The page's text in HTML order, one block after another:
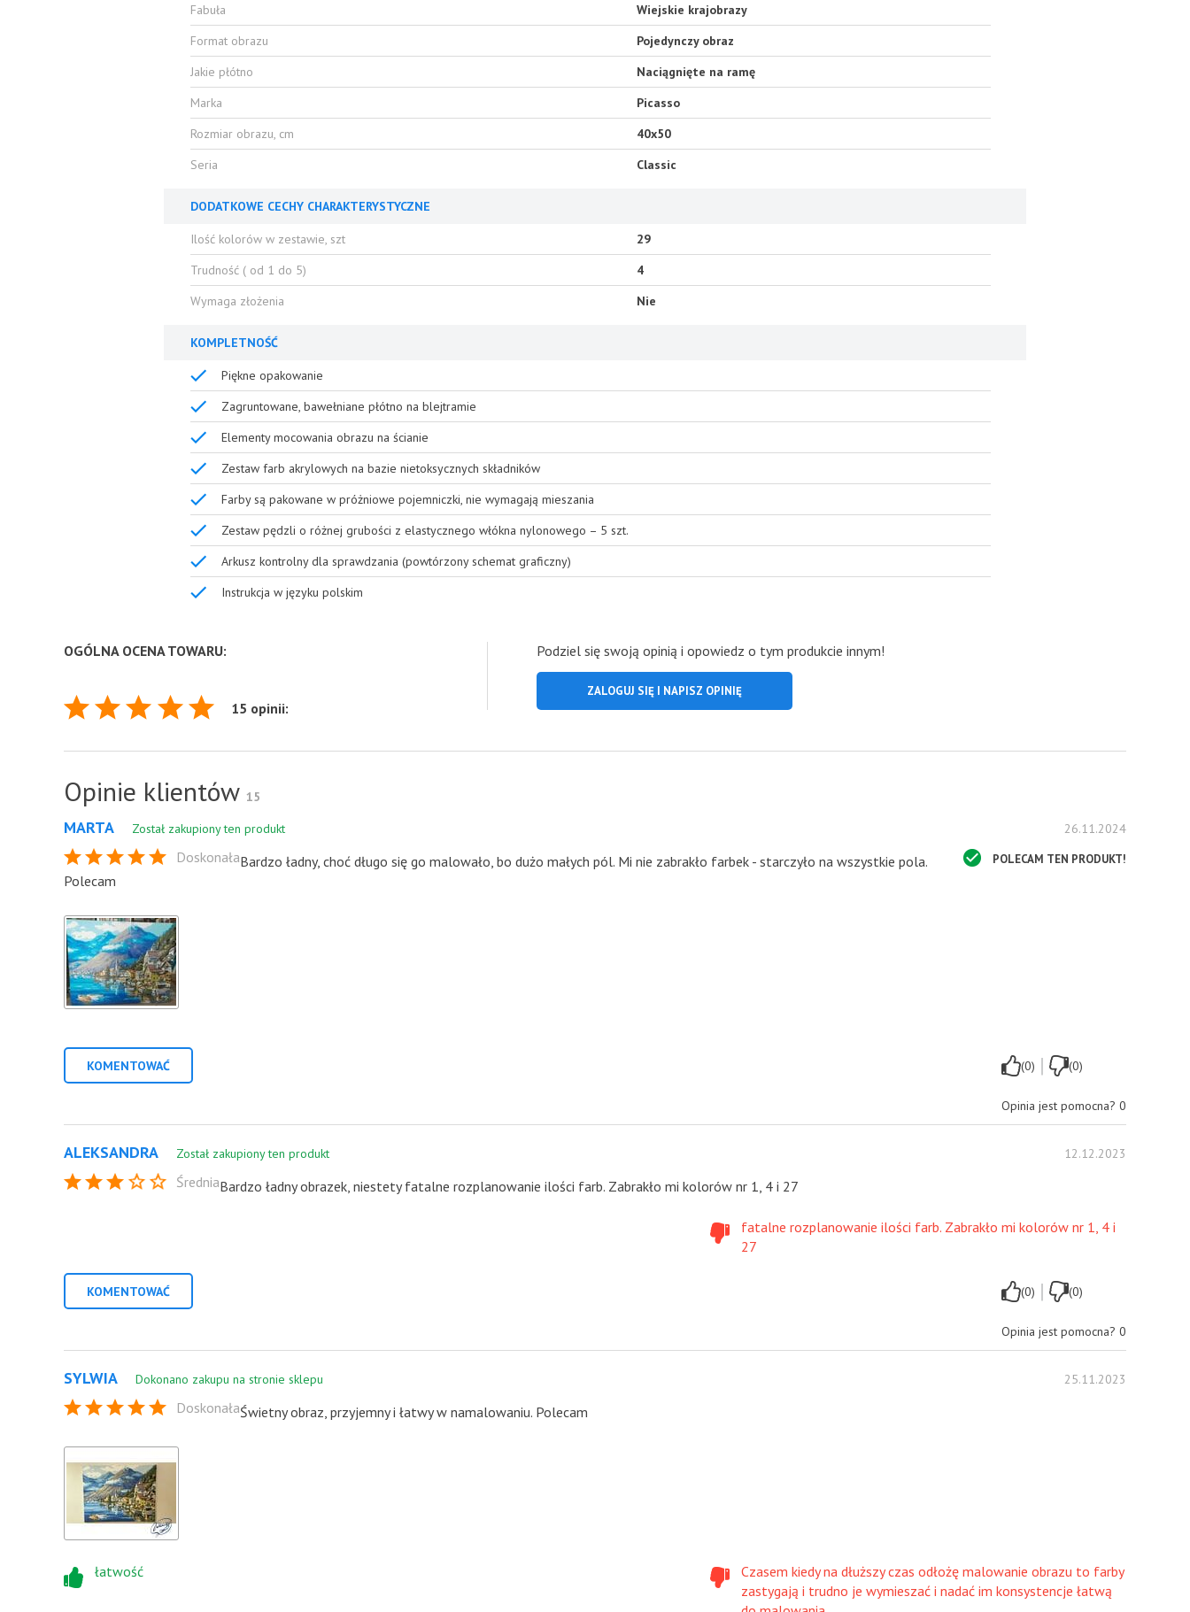
Fabuła
Wiejskie krajobrazy
Format obrazu
Pojedynczy obraz
Jakie płótno
Naciągnięte na ramę
Marka
Picasso
Rozmiar obrazu, cm
40x50
Seria
Classic
DODATKOWE CECHY CHARAKTERYSTYCZNE
Ilość kolorów w zestawie, szt
29
Trudność ( od 1 do 5)
4
Wymaga złożenia
Nie
KOMPLETNOŚĆ
Piękne opakowanie
Zagruntowane, bawełniane płótno na blejtramie
Elementy mocowania obrazu na ścianie
Zestaw farb akrylowych na bazie nietoksycznych składników
Farby są pakowane w próżniowe pojemniczki, nie wymagają mieszania
Zestaw pędzli o różnej grubości z elastycznego włókna nylonowego – 5 szt.
Arkusz kontrolny dla sprawdzania (powtórzony schemat graficzny)
Instrukcja w języku polskim
OGÓLNA OCENA TOWARU:
15 opinii:
Podziel się swoją opinią i opowiedz o tym produkcie innym!
ZALOGUJ SIĘ I NAPISZ OPINIĘ
Opinie klientów 15
MARTA Został zakupiony ten produkt 26.11.2024
Doskonała POLECAM TEN PRODUKT!
Bardzo ładny, choć długo się go malowało, bo dużo małych pól. Mi nie zabrakło farbek - starczyło na wszystkie pola.
Polecam
KOMENTOWAĆ (0) | (0)
Opinia jest pomocna? 0
ALEKSANDRA Został zakupiony ten produkt 12.12.2023
ŚredniaBardzo ładny obrazek, niestety fatalne rozplanowanie ilości farb. Zabrakło mi kolorów nr 1, 4 i 27
fatalne rozplanowanie ilości farb. Zabrakło mi kolorów nr 1, 4 i
27
KOMENTOWAĆ (0) | (0)
Opinia jest pomocna? 0
SYLWIA Dokonano zakupu na stronie sklepu 25.11.2023
DoskonałaŚwietny obraz, przyjemny i łatwy w namalowaniu. Polecam
Czasem kiedy na dłuższy czas odłożę malowanie obrazu to farby
zastygają i trudno je wymieszać i nadać im konsystencje łatwą
łatwość